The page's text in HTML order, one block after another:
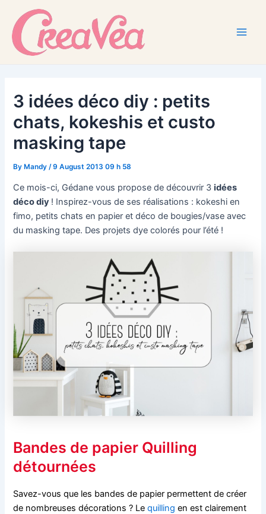
content
3 idées déco diy : petits
chats, kokeshis et custo
masking tape
By Mandy/9 August 2013 09 h 58
Ce mois-ci, Gédane vous propose de découvrir 3idées
déco diy ! Inspirez-vous de ses réalisations : kokeshi en
fimo, petits chats en papier et déco de bougies/vase avec
du masking tape. Des projets dye colorés pour l’été !
Bandes de papier Quilling
détournées
Savez-vous que les bandes de papier permettent de créer
de nombreuses décorations ? Lequilling en est clairement